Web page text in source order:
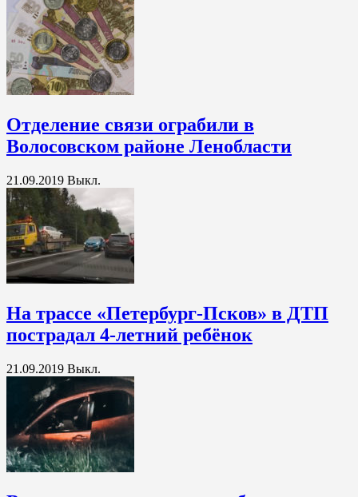
Отделение связи ограбили в
Волосовском районе Ленобласти
21.09.2019 Выкл.
На трассе «Петербург-Псков» в ДТП
пострадал 4-летний ребёнок
21.09.2019 Выкл.